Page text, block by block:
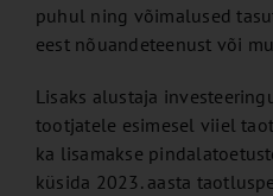
puhul ning võimalused
eest nõuandeteenust või
Lisaks alustaja
tootjatele esimesel viiel
ka lisamakse
küsida 2023. aasta